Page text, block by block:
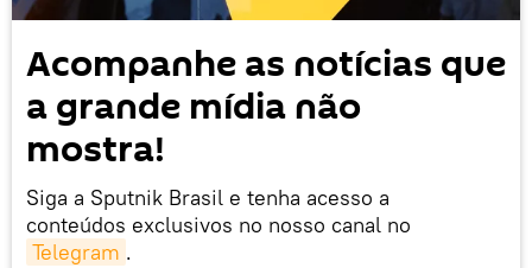
Acompanhe as notícias que
a grande mídia não
mostra!
Siga a Sputnik Brasil e tenha acesso a
conteúdos exclusivos no nosso canal no
Telegram .